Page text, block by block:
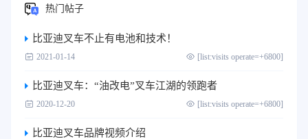
热门帖子
比亚迪叉车不止有电池和技术！
2021-01-14 [list:visits operate=+6800]
比亚迪叉车：“油改电”叉车江湖的领跑者
2020-12-20 [list:visits operate=+6800]
比亚迪叉车品牌视频介绍